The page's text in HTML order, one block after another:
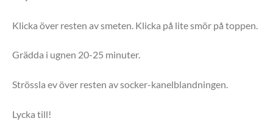
Klicka över resten av smeten. Klicka på lite smör på toppen.
Grädda i ugnen 20-25 minuter.
Strössla ev över resten av socker-kanelblandningen.
Lycka till!